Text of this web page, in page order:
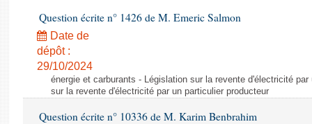
Question écrite n° 1426 de M. Emeric Salmon
Date de
dépôt :
29/10/2024
énergie et carburants - Législation sur la revente d'électricité
sur la revente d'électricité par un particulier producteur
Question écrite n° 10336 de M. Karim Benbrahim